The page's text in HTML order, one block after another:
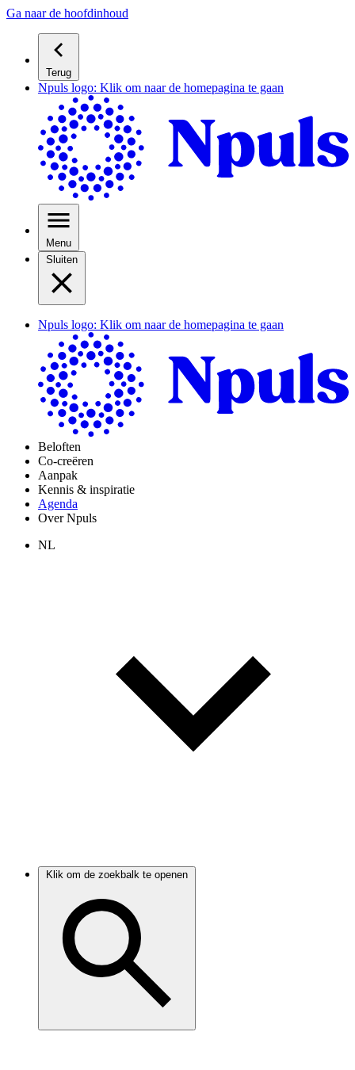
Ga naar de hoofdinhoud
Terug
Npuls logo: Klik om naar de homepagina te gaan
Menu
Sluiten
Npuls logo: Klik om naar de homepagina te gaan
Beloften
Co-creëren
Aanpak
Kennis & inspiratie
Agenda
Over Npuls
NL
Klik om de zoekbalk te openen